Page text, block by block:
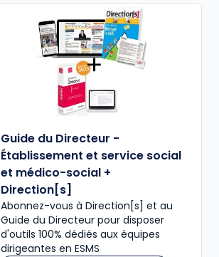
Guide du Directeur -
Établissement et service social
et médico-social +
Direction[s]
Abonnez-vous à Direction[s] et au
Guide du Directeur pour disposer
d'outils 100% dédiés aux équipes
dirigeantes en ESMS